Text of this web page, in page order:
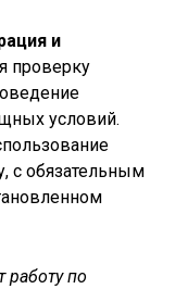
и
проверку
условий.
с обязательным
работу по